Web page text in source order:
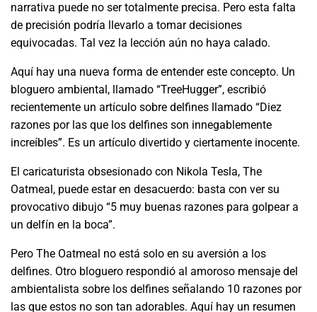
narrativa puede no ser totalmente precisa. Pero esta falta
de precisión podría llevarlo a tomar decisiones
equivocadas. Tal vez la lección aún no haya calado.
Aquí hay una nueva forma de entender este concepto. Un
bloguero ambiental, llamado “TreeHugger”, escribió
recientemente un artículo sobre delfines llamado “Diez
razones por las que los delfines son innegablemente
increíbles”. Es un artículo divertido y ciertamente inocente.
El caricaturista obsesionado con Nikola Tesla, The
Oatmeal, puede estar en desacuerdo: basta con ver su
provocativo dibujo “5 muy buenas razones para golpear a
un delfín en la boca”.
Pero The Oatmeal no está solo en su aversión a los
delfines. Otro bloguero respondió al amoroso mensaje del
ambientalista sobre los delfines señalando 10 razones por
las que estos no son tan adorables. Aquí hay un resumen